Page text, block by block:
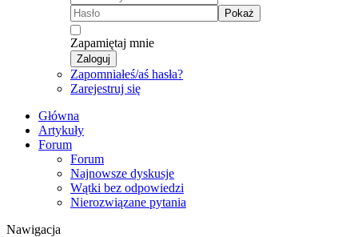
Pokaż
Zapamiętaj mnie
Zaloguj
Zapomniałeś/aś hasła?
Zarejestruj się
Główna
Artykuły
Forum
Forum
Najnowsze dyskusje
Wątki bez odpowiedzi
Nierozwiązane pytania
Nawigacja